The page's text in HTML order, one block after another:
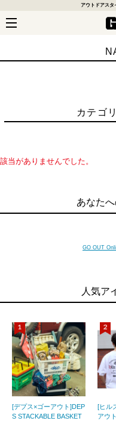
アウトドアスタ
カテゴ
該当がありませんでした。
あなたへ
GO OUT
人気ア
[デプス×ゴーアウト]DEP
S STACKABLE BASKET
[ヒル
アウ